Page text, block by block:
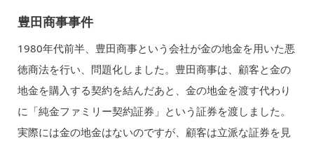
豊田商事事件
1980年代前半、豊田商事という会社が金の地金を用いた悪
徳商法を行い、問題化しました。豊田商事は、顧客と金の
地金を購入する契約を結んだあと、金の地金を渡す代わり
に「純金ファミリー契約証券」という証券を渡しました。
実際には金の地金はないのですが、顧客は立派な証券を見